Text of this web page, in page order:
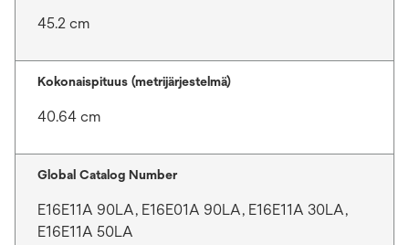
45.2 cm
Kokonaispituus (metrijärjestelmä)
40.64 cm
Global Catalog Number
E16E11A 90LA, E16E01A 90LA, E16E11A 30LA,
E16E11A 50LA